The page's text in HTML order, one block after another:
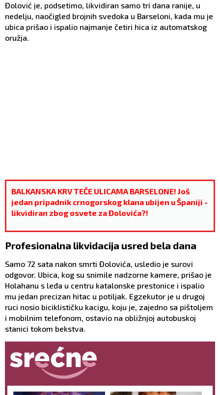
Đolović je, podsetimo, likvidiran samo tri dana ranije, u
nedelju, naočigled brojnih svedoka u Barseloni, kada mu je
ubica prišao i ispalio najmanje četiri hica iz automatskog
oružja.
BALKANSKA KRV TEČE ULICAMA BARSELONE! Još
jedan pripadnik crnogorskog klana ubijen u Španiji -
likvidiran zbog osvete za Đolovića?!
Profesionalna likvidacija usred bela dana
Samo 72 sata nakon smrti Đolovića, usledio je surovi
odgovor. Ubica, kog su snimile nadzorne kamere, prišao je
Holahanu s leđa u centru katalonske prestonice i ispalio
mu jedan precizan hitac u potiljak. Egzekutor je u drugoj
ruci nosio biciklističku kacigu, koju je, zajedno sa pištoljem
i mobilnim telefonom, ostavio na obližnjoj autobuskoj
stanici tokom bekstva.